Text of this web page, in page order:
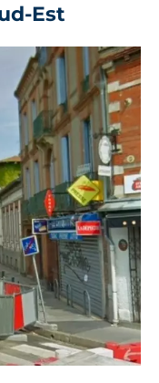
Est